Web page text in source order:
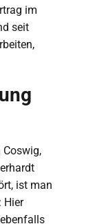
im
seit
Coswig,
ist man
Hier